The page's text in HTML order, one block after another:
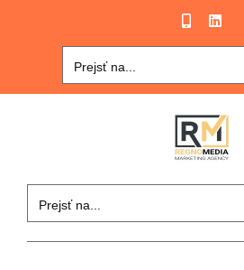
Phone
Prejsť na...
Prejsť na...